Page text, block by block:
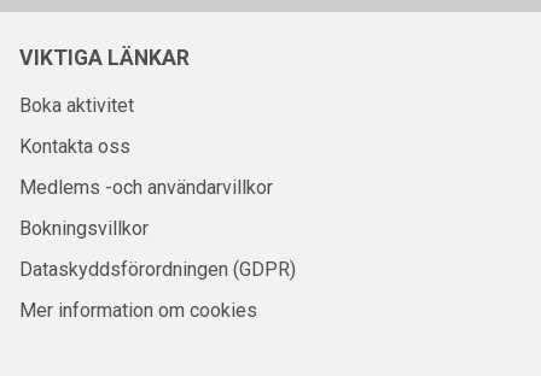
VIKTIGA LÄNKAR
Boka aktivitet
Kontakta oss
Medlems -och användarvillkor
Bokningsvillkor
Dataskyddsförordningen (GDPR)
Mer information om cookies